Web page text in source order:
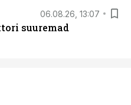
06.08.26, 13:07
suuremad